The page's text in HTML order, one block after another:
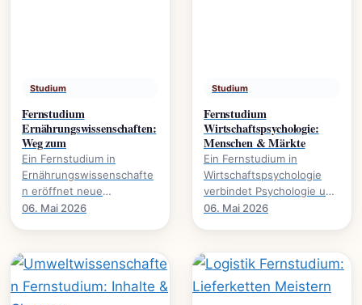
Studium
Fernstudium
Ernährungswissenschaften:
Weg zum
Ein Fernstudium in
Ernährungswissenschafte
n eröffnet neue
Karrierewege., welche
gelingt.
06. Mai 2026
Studium
Fernstudium
Wirtschaftspsychologie:
Menschen & Märkte
Ein Fernstudium in
Wirtschaftspsychologie
verbindet Psychologie und
Wirtschaft. Es eröffnet
06. Mai 2026